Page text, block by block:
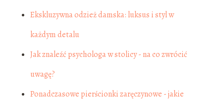
Ekskluzywna odzież damska: luksus i styl w
każdym detalu
Jak znaleźć psychologa w stolicy - na co zwrócić
uwagę?
Ponadczasowe pierścionki zaręczynowe - jakie